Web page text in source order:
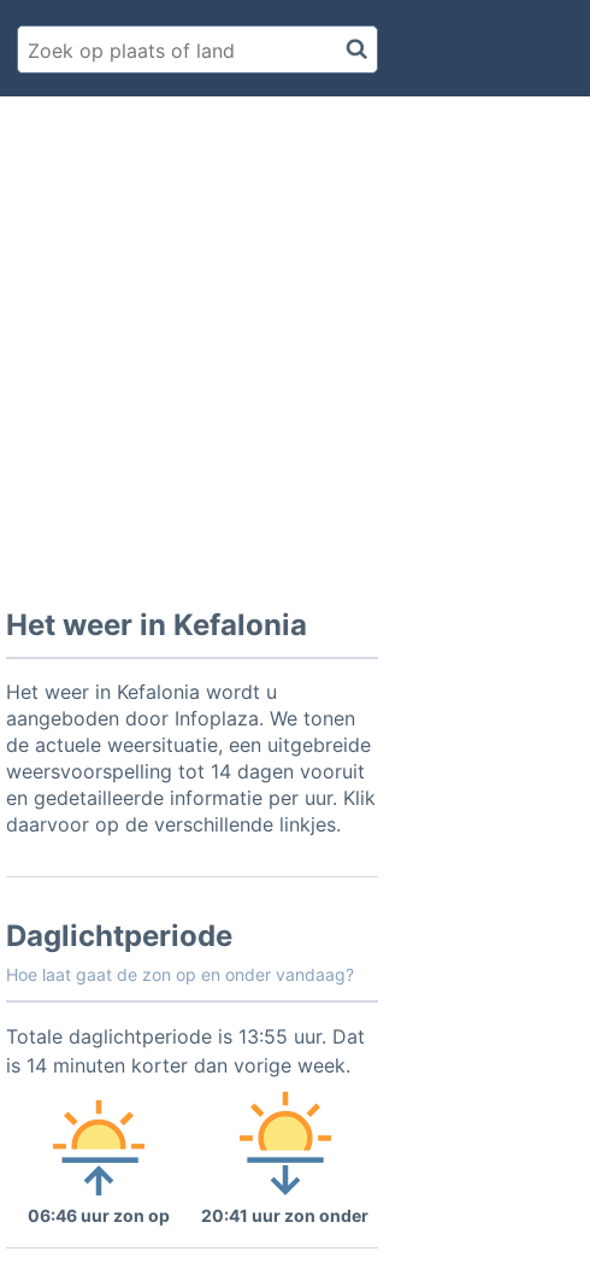
Het weer in Kefalonia
Het weer in Kefalonia wordt u
aangeboden door Infoplaza. We tonen
de actuele weersituatie, een uitgebreide
weersvoorspelling tot 14 dagen vooruit
en gedetailleerde informatie per uur. Klik
daarvoor op de verschillende linkjes.
Daglichtperiode
Hoe laat gaat de zon op en onder vandaag?
Totale daglichtperiode is 13:55 uur. Dat
is 14 minuten korter dan vorige week.
06:46 uur zon op 20:41 uur zon onder